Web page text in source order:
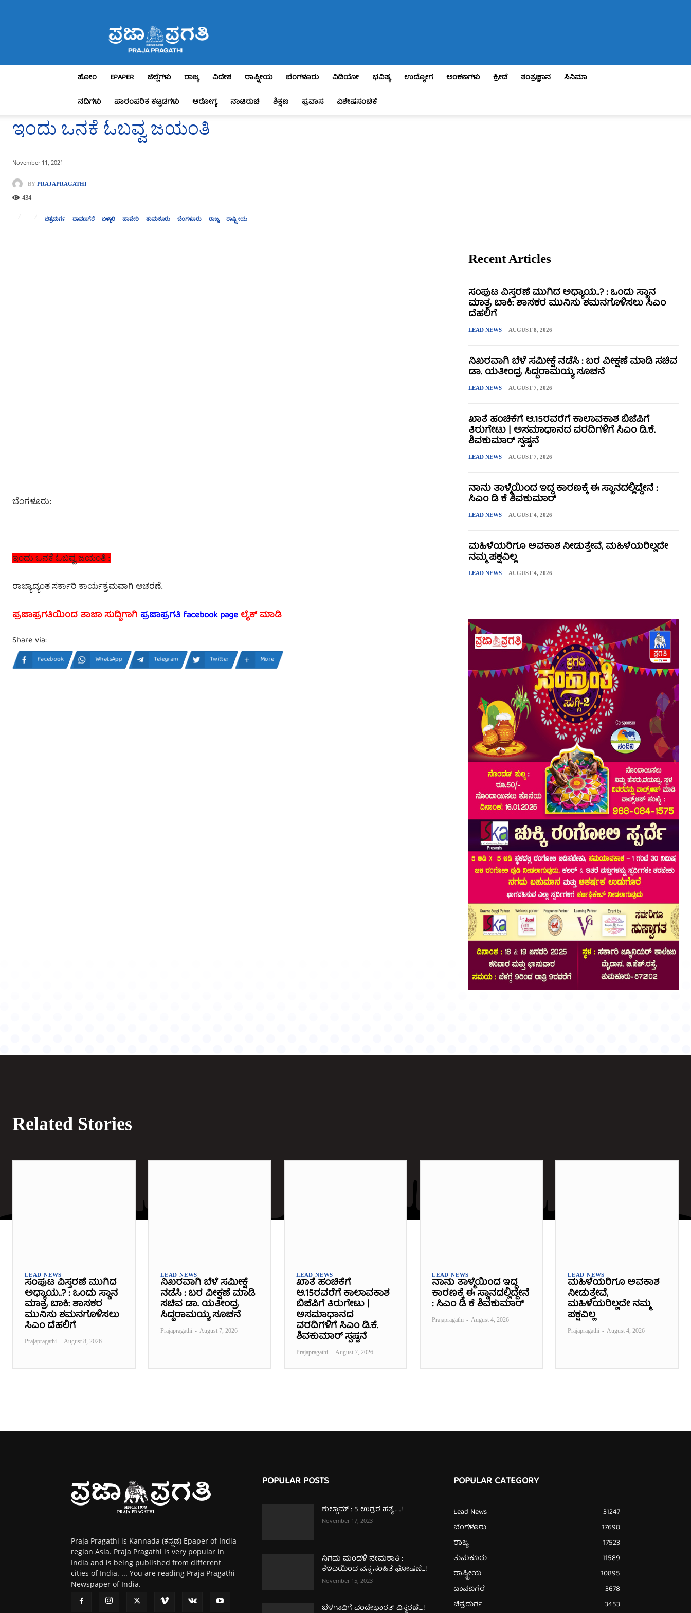
Pragathi
ಹೋಂ EPAPER ಜಿಲ್ಲೆಗಳು ರಾಜ್ಯ ವಿದೇಶ ರಾಷ್ಟ್ರೀಯ ಬೆಂಗಳೂರು ವಿಡಿಯೋ ಭವಿಷ್ಯ ಉದ್ಯೋಗ ಅಂಕಣಗಳು ಕ್ರೀಡೆ ತಂತ್ರಜ್ಞಾನ
ಸಿನಿಮಾ
ನದಿಗಳು
ಪಾರಂಪರಿಕ ಕಟ್ಟಡಗಳು ಆರೋಗ್ಯ ನಾಟಿರುಚಿ ಶಿಕ್ಷಣ ಪ್ರವಾಸ ವಿಶೇಷಸಂಚಿಕೆ
ಇಂದು ಒನಕೆ ಓಬವ್ವ ಜಯಂತಿ
November 11, 2021
BY PRAJAPRAGATHI
434
ಚಿತ್ರದುರ್ಗ ದಾವಣಗೆರೆ ಬಳ್ಳಾರಿ ಹಾವೇರಿ ತುಮಕೂರು ಬೆಂಗಳೂರು ರಾಜ್ಯ ರಾಷ್ಟ್ರೀಯ
ಬೆಂಗಳೂರು:
ಇಂದು ಒನಕೆ ಓಬವ್ವ ಜಯಂತಿ :
ರಾಜ್ಯಾದ್ಯಂತ ಸರ್ಕಾರಿ ಕಾರ್ಯಕ್ರಮವಾಗಿ ಆಚರಣೆ.
ಪ್ರಜಾಪ್ರಗತಿಯಿಂದ ತಾಜಾ ಸುದ್ದಿಗಾಗಿ ಪ್ರಜಾಪ್ರಗತಿ facebook page ಲೈಕ್ ಮಾಡಿ
Share via:
Facebook WhatsApp Telegram Twitter More
Recent Articles
ಸಂಪುಟ ವಿಸ್ತರಣೆ ಮುಗಿದ ಅಧ್ಯಾಯ..? : ಒಂದು ಸ್ಥಾನ
ಮಾತ್ರ ಬಾಕಿ: ಶಾಸಕರ ಮುನಿಸು ಶಮನಗೊಳಿಸಲು ಸಿಎಂ
ದೆಹಲಿಗೆ
LEAD NEWS AUGUST 8, 2026
ನಿಖರವಾಗಿ ಬೆಳೆ ಸಮೀಕ್ಷೆ ನಡೆಸಿ : ಬರ ವೀಕ್ಷಣೆ ಮಾಡಿ ಸಚಿವ
ಡಾ. ಯತೀಂದ್ರ ಸಿದ್ದರಾಮಯ್ಯ ಸೂಚನೆ
LEAD NEWS AUGUST 7, 2026
ಖಾತೆ ಹಂಚಿಕೆಗೆ ಆ.15ರವರೆಗೆ ಕಾಲಾವಕಾಶ ಬಿಜೆಪಿಗೆ
ತಿರುಗೇಟು | ಅಸಮಾಧಾನದ ವರದಿಗಳಿಗೆ ಸಿಎಂ ಡಿ.ಕೆ.
ಶಿವಕುಮಾರ್ ಸ್ಪಷ್ಟನೆ
LEAD NEWS AUGUST 7, 2026
ನಾನು ತಾಳ್ಮೆಯಿಂದ ಇದ್ದ ಕಾರಣಕ್ಕೆ ಈ ಸ್ಥಾನದಲ್ಲಿದ್ದೇನೆ :
ಸಿಎಂ ಡಿ ಕೆ ಶಿವಕುಮಾರ್
LEAD NEWS AUGUST 4, 2026
ಮಹಿಳೆಯರಿಗೂ ಅವಕಾಶ ನೀಡುತ್ತೇವೆ, ಮಹಿಳೆಯರಿಲ್ಲದೇ
ನಮ್ಮ ಪಕ್ಷವಿಲ್ಲ
LEAD NEWS AUGUST 4, 2026
Related Stories
LEAD NEWS
ಸಂಪುಟ ವಿಸ್ತರಣೆ ಮುಗಿದ
ಅಧ್ಯಾಯ..? : ಒಂದು ಸ್ಥಾನ
ಮಾತ್ರ ಬಾಕಿ: ಶಾಸಕರ
ಮುನಿಸು ಶಮನಗೊಳಿಸಲು
ಸಿಎಂ ದೆಹಲಿಗೆ
Prajapragathi - August 8, 2026
LEAD NEWS
ನಿಖರವಾಗಿ ಬೆಳೆ ಸಮೀಕ್ಷೆ
ನಡೆಸಿ : ಬರ ವೀಕ್ಷಣೆ ಮಾಡಿ
ಸಚಿವ ಡಾ. ಯತೀಂದ್ರ
ಸಿದ್ದರಾಮಯ್ಯ ಸೂಚನೆ
Prajapragathi - August 7, 2026
LEAD NEWS
ಖಾತೆ ಹಂಚಿಕೆಗೆ
ಆ.15ರವರೆಗೆ ಕಾಲಾವಕಾಶ
ಬಿಜೆಪಿಗೆ ತಿರುಗೇಟು |
ಅಸಮಾಧಾನದ
ವರದಿಗಳಿಗೆ ಸಿಎಂ ಡಿ.ಕೆ.
ಶಿವಕುಮಾರ್ ಸ್ಪಷ್ಟನೆ
Prajapragathi - August 7, 2026
LEAD NEWS
ನಾನು ತಾಳ್ಮೆಯಿಂದ ಇದ್ದ
ಕಾರಣಕ್ಕೆ ಈ ಸ್ಥಾನದಲ್ಲಿದ್ದೇನೆ
: ಸಿಎಂ ಡಿ ಕೆ ಶಿವಕುಮಾರ್
Prajapragathi - August 4, 2026
LEAD NEWS
ಮಹಿಳೆಯರಿಗೂ ಅವಕಾಶ
ನೀಡುತ್ತೇವೆ,
ಮಹಿಳೆಯರಿಲ್ಲದೇ ನಮ್ಮ
ಪಕ್ಷವಿಲ್ಲ
Prajapragathi - August 4, 2026
Praja Pragathi is Kannada (ಕನ್ನಡ) Epaper of India
region Asia. Praja Pragathi is very popular in
India and is being published from different
cities of India. ... You are reading Praja Pragathi
Newspaper of India.
POPULAR POSTS
ಕುಲ್ಗಾಮ್‌ : 5 ಉಗ್ರರ ಹತ್ಯೆ …..!
November 17, 2023
ನಿಗಮ ಮಂಡಳಿ ನೇಮಕಾತಿ :
ಕೆಇಎಯಿಂದ ವಸ್ತ್ರ ಸಂಹಿತೆ ಘೋಷಣೆ…!
November 15, 2023
ಬೆಳಗಾವಿಗೆ ವಂದೇಭಾರತ್‌ ವಿಸ್ಥರಣೆ….!
POPULAR CATEGORY
Lead News
31247
ಬೆಂಗಳೂರು
17698
ರಾಜ್ಯ
17523
ತುಮಕೂರು
11589
ರಾಷ್ಟ್ರೀಯ
10895
ದಾವಣಗೆರೆ
3678
ಚಿತ್ರದುರ್ಗ
3453